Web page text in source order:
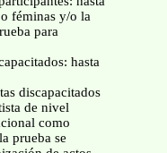
féminas y/o la
para
hasta
discapacitados
de nivel
como
prueba se